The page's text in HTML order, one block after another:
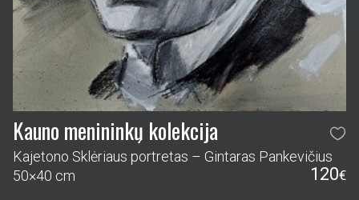
Kauno menininkų kolekcija
Kajetono Sklėriaus portretas – Gintaras Pankevičius
50×40 cm
120€